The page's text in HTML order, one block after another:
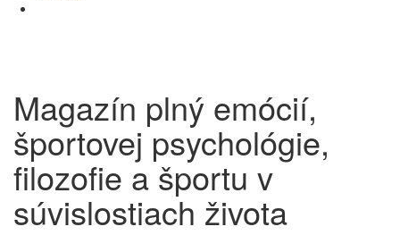
Magazín plný emócií,
športovej psychológie,
filozofie a športu v
súvislostiach života